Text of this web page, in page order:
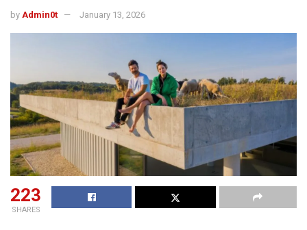
by Admin0t January 13, 2026
223
SHARES